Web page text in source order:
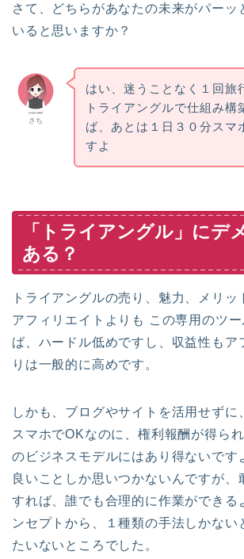
さて、どちらがあなたの未来がパーッ
いると思いますか？
さち
はい、迷うことなく１回旅
トライアングルで仕組み構
ば、あとは１日３０分スマ
すよ
「トライアングル」にデ
ある？
トライアングルの売り、魅力、メリッ
アフィリエイトよりも この専用のツ
ば、ハードル低めですし、収益性もア
りは一般的に高めです。
しかも、ブログやサイトを活用せずに
スマホでOKなのに、権利報酬が得ら
のビジネスモデルにはあり得ないです
良いことしか思いつかないんですが、
すれば、誰でも合理的に作業ができる
ンセプトから、１種類の手法しかない
たいないところでした。